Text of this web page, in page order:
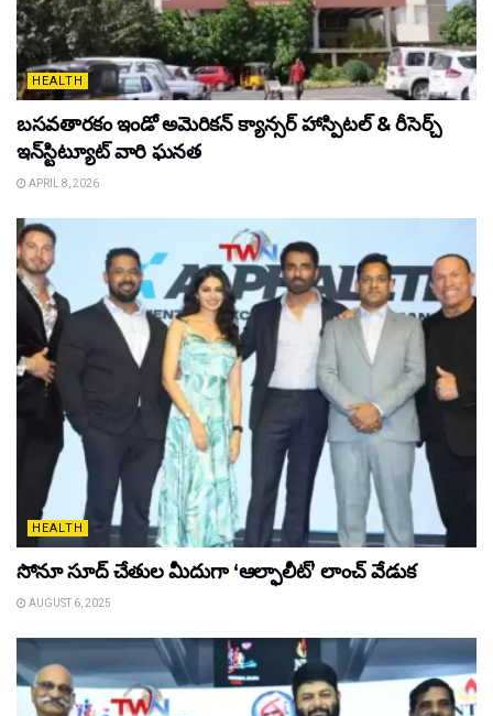
HEALTH
బసవతారకం ఇండో అమెరికన్ క్యాన్సర్ హాస్పిటల్ & రీసెర్చ్
ఇన్‌స్టిట్యూట్ వారి ఘనత
APRIL 8, 2026
HEALTH
సోనూ సూద్ చేతుల మీదుగా ‘ఆల్ఫాలీట్’ లాంచ్ వేడుక
AUGUST 6, 2025